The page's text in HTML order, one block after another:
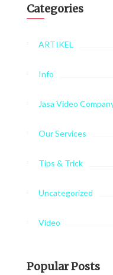
Categories
ARTIKEL
Info
Jasa Video
Our Services
Tips & Trick
Uncategorized
Video
Popular Posts